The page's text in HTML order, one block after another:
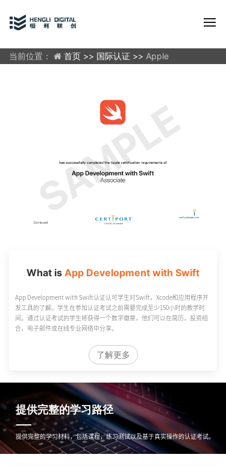
当前位置： 首页 >> 国际认证 >> Apple
What is App Development with Swift
App Development with Swift认证认可学生对Swift，Xcode和应用程序开
发工具的了解。学生在参加认证考试之前需要完成至少150小时的教学时
间。通过认证考试的学生将获得一个数字徽章，他们可以在简历，投资组
合，电子邮件或在线专业网络中分享。
了解更多
提供完整的学习材料，包括课程，练习测试以及基于真实操作的认证考试。
提供完整的学习路径